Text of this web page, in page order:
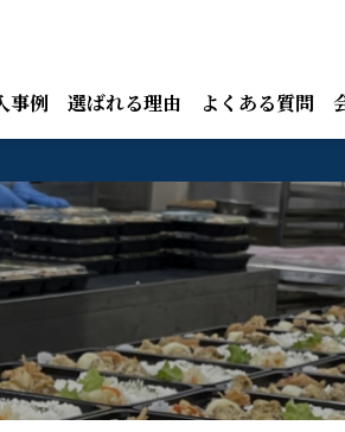
事例 選ばれる理由 よくある質問